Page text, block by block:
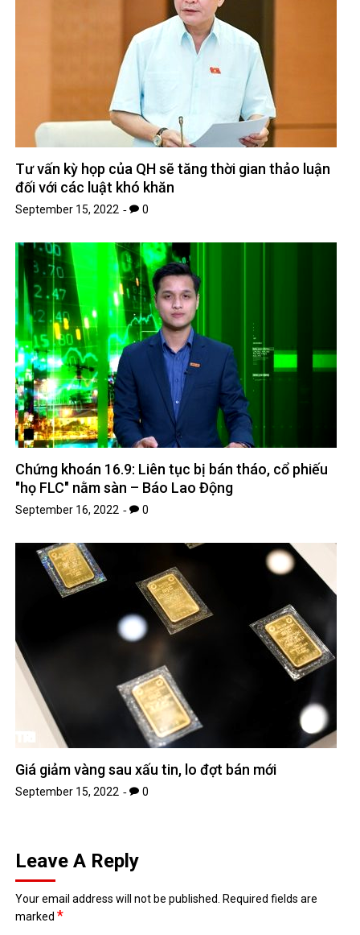
Tư vấn kỳ họp của QH sẽ tăng thời gian thảo luận
đối với các luật khó khăn
September 15, 2022 0
Chứng khoán 16.9: Liên tục bị bán tháo, cổ phiếu
"họ FLC" nằm sàn – Báo Lao Động
September 16, 2022 0
Giá giảm vàng sau xấu tin, lo đợt bán mới
September 15, 2022 0
Leave A Reply
Your email address will not be published.
Required fields are
marked*